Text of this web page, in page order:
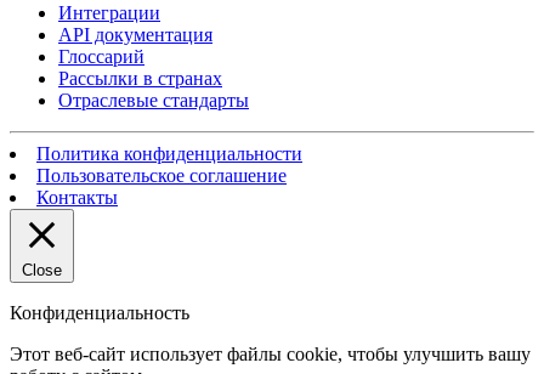
Интеграции
API документация
Глоссарий
Рассылки в странах
Отраслевые стандарты
Политика конфиденциальности
Пользовательское соглашение
Контакты
Close
Конфиденциальность
Этот веб-сайт использует файлы cookie, чтобы улучшить вашу